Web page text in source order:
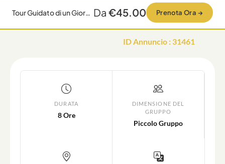
Tour Guidato di un Giorno Intero dell'Isola di Santiago e Spiaggia di Tarrafal Da €45.00 Prenota Ora →
ID Annuncio : 31461
DURATA
8 Ore
DIMENSIONE DEL
GRUPPO
Piccolo Gruppo